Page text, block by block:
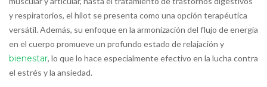
y respiratorios, el hilot se presenta como una opción terapéutica
versátil. Además, su enfoque en la armonización del flujo de energía
en el cuerpo promueve un profundo estado de relajación y
bienestar, lo que lo hace especialmente efectivo en la lucha contra
el estrés y la ansiedad.